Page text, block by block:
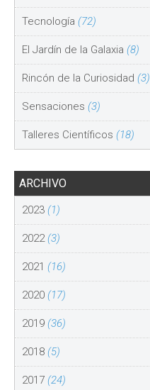
Tecnología (72)
El Jardín de la Galaxia (8)
Rincón de la Curiosidad (3)
Sensaciones (3)
Talleres Científicos (18)
ARCHIVO
2023 (1)
2022(3)
2021 (16)
2020 (17)
2019 (36)
2018 (5)
2017 (24)